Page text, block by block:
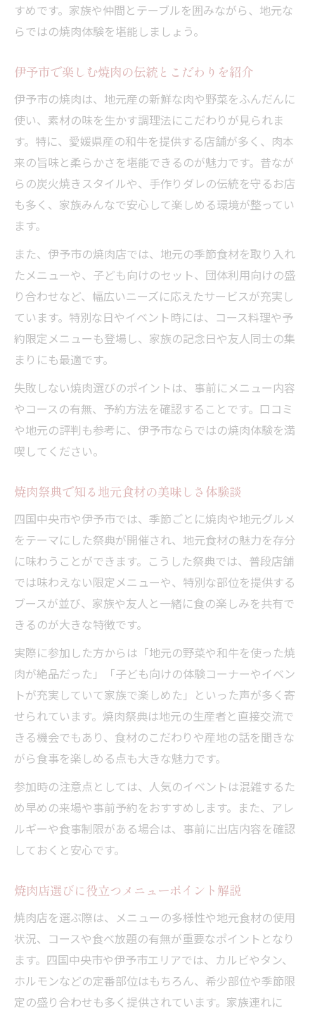
すめです。家族や仲間とテーブルを囲みながら、地元な
らではの焼肉体験を堪能しましょう。
伊予市で楽しむ焼肉の伝統とこだわりを紹介
伊予市の焼肉は、地元産の新鮮な肉や野菜をふんだんに
使い、素材の味を生かす調理法にこだわりが見られま
す。特に、愛媛県産の和牛を提供する店舗が多く、肉本
来の旨味と柔らかさを堪能できるのが魅力です。昔なが
らの炭火焼きスタイルや、手作りダレの伝統を守るお店
も多く、家族みんなで安心して楽しめる環境が整ってい
ます。
また、伊予市の焼肉店では、地元の季節食材を取り入れ
たメニューや、子ども向けのセット、団体利用向けの盛
り合わせなど、幅広いニーズに応えたサービスが充実し
ています。特別な日やイベント時には、コース料理や予
約限定メニューも登場し、家族の記念日や友人同士の集
まりにも最適です。
失敗しない焼肉選びのポイントは、事前にメニュー内容
やコースの有無、予約方法を確認することです。口コミ
や地元の評判も参考に、伊予市ならではの焼肉体験を満
喫してください。
焼肉祭典で知る地元食材の美味しさ体験談
四国中央市や伊予市では、季節ごとに焼肉や地元グルメ
をテーマにした祭典が開催され、地元食材の魅力を存分
に味わうことができます。こうした祭典では、普段店舗
では味わえない限定メニューや、特別な部位を提供する
ブースが並び、家族や友人と一緒に食の楽しみを共有で
きるのが大きな特徴です。
実際に参加した方からは「地元の野菜や和牛を使った焼
肉が絶品だった」「子ども向けの体験コーナーやイベン
トが充実していて家族で楽しめた」といった声が多く寄
せられています。焼肉祭典は地元の生産者と直接交流で
きる機会でもあり、食材のこだわりや産地の話を聞きな
がら食事を楽しめる点も大きな魅力です。
参加時の注意点としては、人気のイベントは混雑するた
め早めの来場や事前予約をおすすめします。また、アレ
ルギーや食事制限がある場合は、事前に出店内容を確認
しておくと安心です。
焼肉店選びに役立つメニューポイント解説
焼肉店を選ぶ際は、メニューの多様性や地元食材の使用
状況、コースや食べ放題の有無が重要なポイントとなり
ます。四国中央市や伊予市エリアでは、カルビやタン、
ホルモンなどの定番部位はもちろん、希少部位や季節限
定の盛り合わせも多く提供されています。家族連れに